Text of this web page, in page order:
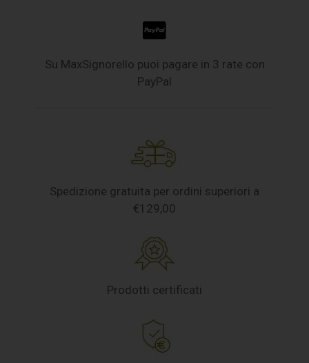
Su MaxSignorello puoi pagare in 3 rate con
PayPal
Spedizione gratuita per ordini superiori a
€129,00
Prodotti certificati